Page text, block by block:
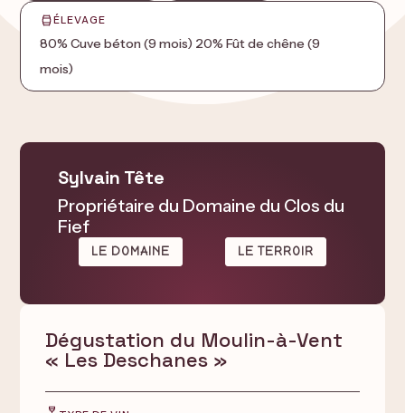
ÉLEVAGE
80% Cuve béton (9 mois) 20% Fût de chêne (9
mois)
Sylvain Tête
Propriétaire du Domaine du Clos du
Fief
LE DOMAINE LE TERROIR
Dégustation du Moulin-à-Vent
« Les Deschanes »